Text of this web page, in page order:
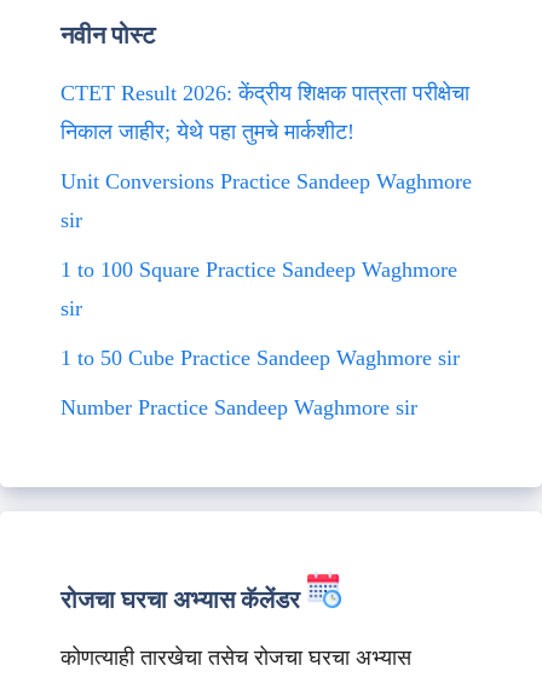
नवीन पोस्ट
CTET Result 2026: केंद्रीय शिक्षक पात्रता परीक्षेचा
निकाल जाहीर; येथे पहा तुमचे मार्कशीट!
Unit Conversions Practice Sandeep Waghmore
sir
1 to 100 Square Practice Sandeep Waghmore
sir
1 to 50 Cube Practice Sandeep Waghmore sir
Number Practice Sandeep Waghmore sir
रोजचा घरचा अभ्यास कॅलेंडर
कोणत्याही तारखेचा तसेच रोजचा घरचा अभ्यास